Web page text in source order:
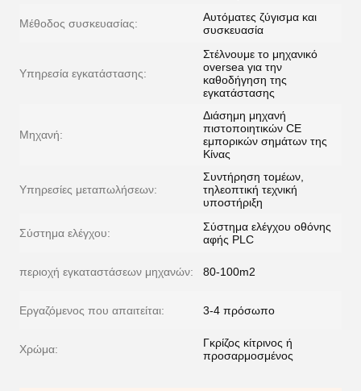
Μέθοδος συσκευασίας:
Αυτόματες ζύγισμα και
συσκευασία
Υπηρεσία εγκατάστασης:
Στέλνουμε το μηχανικό
oversea για την
καθοδήγηση της
εγκατάστασης
Μηχανή:
Διάσημη μηχανή
πιστοποιητικών CE
εμπορικών σημάτων της
Κίνας
Υπηρεσίες μεταπωλήσεων:
Συντήρηση τομέων,
τηλεοπτική τεχνική
υποστήριξη
Σύστημα ελέγχου:
Σύστημα ελέγχου οθόνης
αφής PLC
περιοχή εγκαταστάσεων μηχανών: 80-100m2
Εργαζόμενος που απαιτείται: 3-4 πρόσωπο
Χρώμα:
Γκρίζος κίτρινος ή
προσαρμοσμένος